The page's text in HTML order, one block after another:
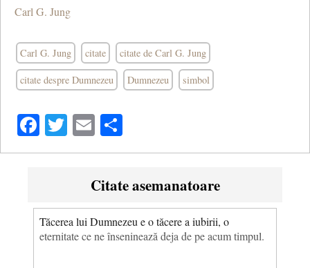
Carl G. Jung
Carl G. Jung citate citate de Carl G. Jung
citate despre Dumnezeu Dumnezeu simbol
Facebook
Twitter
Email
Citate asemanatoare
Tăcerea lui Dumnezeu e o tăcere a iubirii, o
eternitate ce ne înseninează deja de pe acum timpul.